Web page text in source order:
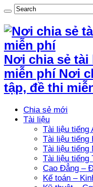
Nơi chia sẻ
miễn phí Nơi
tập, đề thi
Chia sẻ mới
Tài liệu
Tài liệu tiếng
Tài liệu tiếng
Tài liệu tiếng
Tài liệu tiếng
Cao Đẳng –
Kế toán –